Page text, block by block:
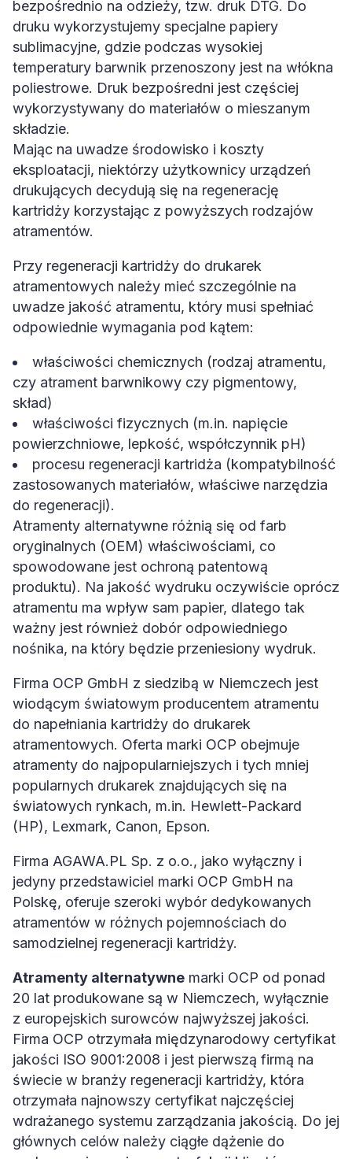
bezpośrednio na odzieży, tzw. druk DTG. Do
druku wykorzystujemy specjalne papiery
sublimacyjne, gdzie podczas wysokiej
temperatury barwnik przenoszony jest na włókna
poliestrowe. Druk bezpośredni jest częściej
wykorzystywany do materiałów o mieszanym
składzie.
Mając na uwadze środowisko i koszty
eksploatacji, niektórzy użytkownicy urządzeń
drukujących decydują się na regenerację
kartridży korzystając z powyższych rodzajów
atramentów.
Przy regeneracji kartridży do drukarek
atramentowych należy mieć szczególnie na
uwadze jakość atramentu, który musi spełniać
odpowiednie wymagania pod kątem:
właściwości chemicznych (rodzaj atramentu,
czy atrament barwnikowy czy pigmentowy,
skład)
właściwości fizycznych (m.in. napięcie
powierzchniowe, lepkość, współczynnik pH)
procesu regeneracji kartridża (kompatybilność
zastosowanych materiałów, właściwe narzędzia
do regeneracji).
Atramenty alternatywne różnią się od farb
oryginalnych (OEM) właściwościami, co
spowodowane jest ochroną patentową
produktu). Na jakość wydruku oczywiście oprócz
atramentu ma wpływ sam papier, dlatego tak
ważny jest również dobór odpowiedniego
nośnika, na który będzie przeniesiony wydruk.
Firma OCP GmbH z siedzibą w Niemczech jest
wiodącym światowym producentem atramentu
do napełniania kartridży do drukarek
atramentowych. Oferta marki OCP obejmuje
atramenty do najpopularniejszych i tych mniej
popularnych drukarek znajdujących się na
światowych rynkach, m.in. Hewlett-Packard
(HP), Lexmark, Canon, Epson.
Firma AGAWA.PL Sp. z o.o., jako wyłączny i
jedyny przedstawiciel marki OCP GmbH na
Polskę, oferuje szeroki wybór dedykowanych
atramentów w różnych pojemnościach do
samodzielnej regeneracji kartridży.
Atramenty alternatywne marki OCP od ponad
20 lat produkowane są w Niemczech, wyłącznie
z europejskich surowców najwyższej jakości.
Firma OCP otrzymała międzynarodowy certyfikat
jakości ISO 9001:2008 i jest pierwszą firmą na
świecie w branży regeneracji kartridży, która
otrzymała najnowszy certyfikat najczęściej
wdrażanego systemu zarządzania jakością. Do jej
głównych celów należy ciągłe dążenie do